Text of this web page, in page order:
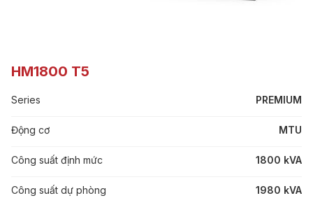
HM1800 T5
Series PREMIUM
Động cơ MTU
Công suất định mức 1800 kVA
Công suất dự phòng 1980 kVA